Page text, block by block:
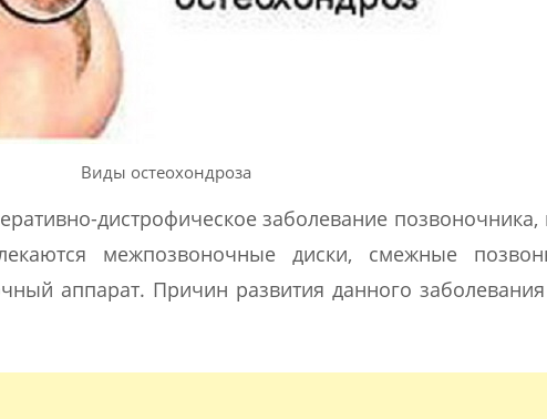
Виды остеохондроза
дистрофическое заболевание
межпозвоночные диски, смежные
аппарат. Причин развития данного